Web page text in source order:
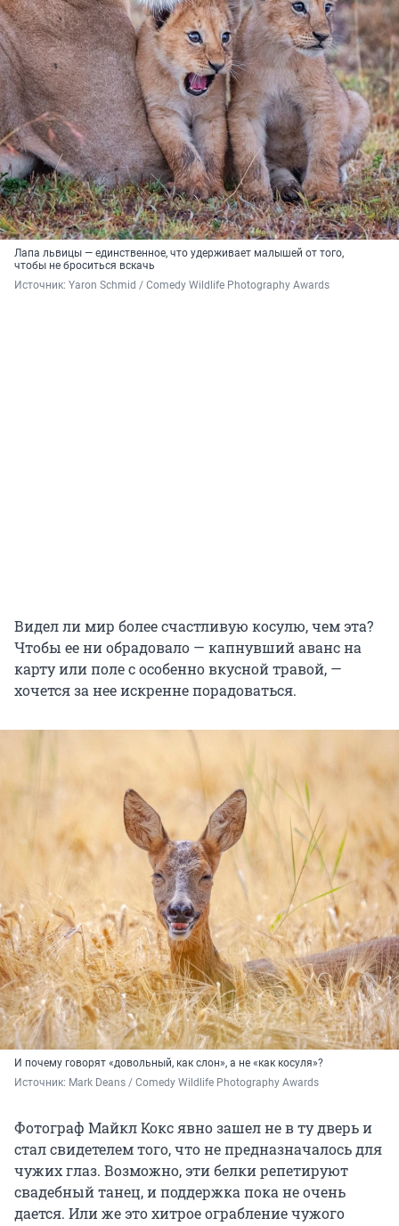
Лапа львицы — единственное, что удерживает малышей от того,
чтобы не броситься вскачь
Источник: Yaron Schmid / Comedy Wildlife Photography Awards
Видел ли мир более счастливую косулю, чем эта?
Чтобы ее ни обрадовало — капнувший аванс на
карту или поле с особенно вкусной травой, —
хочется за нее искренне порадоваться.
И почему говорят «довольный, как слон», а не «как косуля»?
Источник: Mark Deans / Comedy Wildlife Photography Awards
Фотограф Майкл Кокс явно зашел не в ту дверь и
стал свидетелем того, что не предназначалось для
чужих глаз. Возможно, эти белки репетируют
свадебный танец, и поддержка пока не очень
дается. Или же это хитрое ограбление чужого